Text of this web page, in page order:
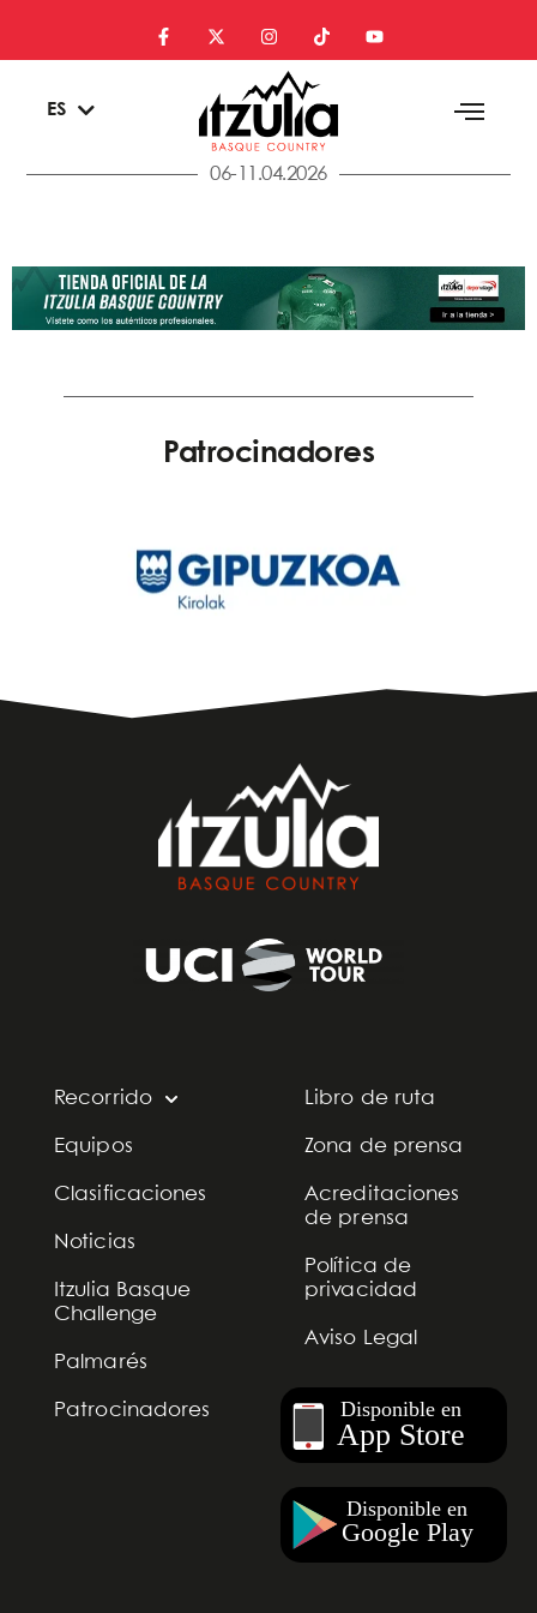
ES
EN
06-11.04.2026
Patrocinadores
Recorrido
Equipos
Clasificaciones
Noticias
Itzulia Basque
Challenge
Palmarés
Patrocinadores
Libro de ruta
Zona de prensa
Acreditaciones
de prensa
Política de
privacidad
Aviso Legal